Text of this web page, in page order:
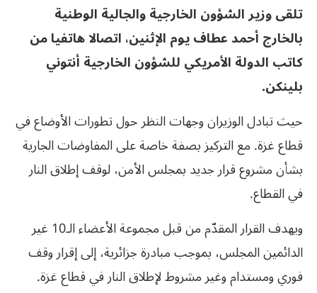
تلقى وزير الشؤون الخارجية والجالية الوطنية
بالخارج أحمد عطاف يوم الإثنين، اتصالا هاتفيا من
كاتب الدولة الأمريكي للشؤون الخارجية أنتوني
بلينكن.
حيث تبادل الوزيران وجهات النظر حول تطورات الأوضاع في
قطاع غزة. مع التركيز بصفة خاصة على المفاوضات الجارية
بشأن مشروع قرار جديد بمجلس الأمن، لوقف إطلاق النار
في القطاع.
ويهدف القرار المقدّم من قبل مجموعة الأعضاء الـ10 غير
الدائمين المجلس، بموجب مبادرة جزائرية، إلى إقرار وقف
فوري ومستدام وغير مشروط لإطلاق النار في قطاع غزة.